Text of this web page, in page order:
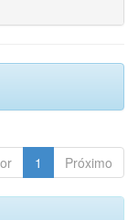
1 Próximo